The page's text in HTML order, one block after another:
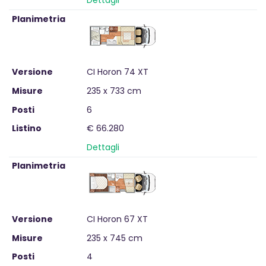
Planimetria
Versione
CI Horon 74 XT
Misure
235 x 733 cm
Posti
6
Listino
€ 66.280
Dettagli
Planimetria
Versione
CI Horon 67 XT
Misure
235 x 745 cm
Posti
4